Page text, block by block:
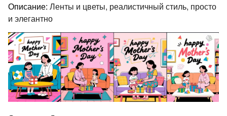
Описание: Ленты и цветы, реалистичный стиль, просто
и элегантно